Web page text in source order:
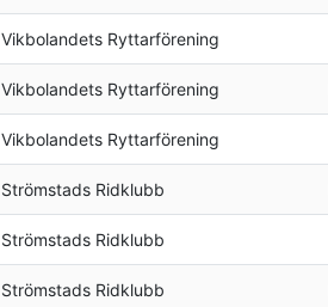
Vikbolandets Ryttarförening
Vikbolandets Ryttarförening
Vikbolandets Ryttarförening
Strömstads Ridklubb
Strömstads Ridklubb
Strömstads Ridklubb